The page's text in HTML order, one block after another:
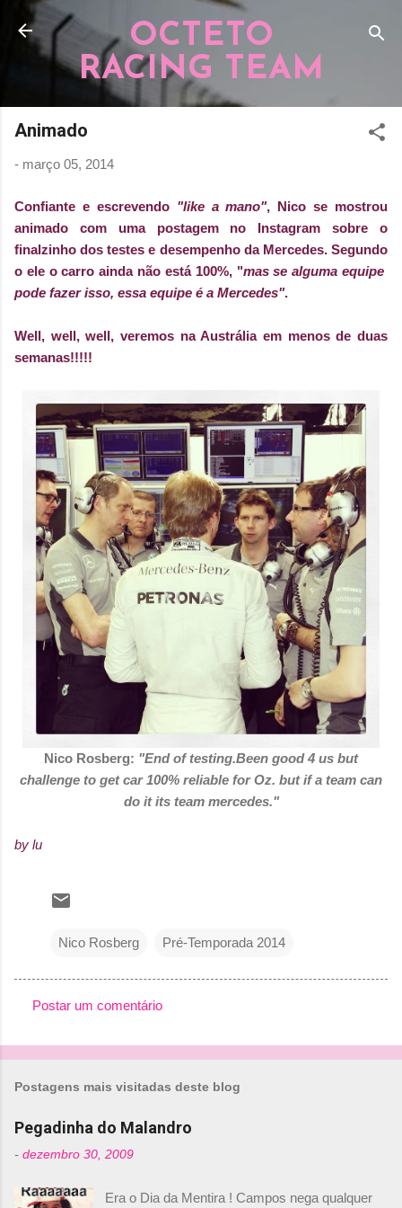
Pular para o conteúdo principal
OCTETO
RACING TEAM
Animado
- março 05, 2014
Confiante e escrevendo "like a mano", Nico se mostrou
animado com uma postagem no Instagram sobre o
finalzinho dos testes e desempenho da Mercedes. Segundo
o ele o carro ainda não está 100%, "mas se alguma equipe
pode fazer isso, essa equipe é a Mercedes".
Well, well, well, veremos na Austrália em menos de duas
semanas!!!!!
Nico Rosberg: "End of testing.Been good 4 us but
challenge to get car 100% reliable for Oz. but if a team can
do it its team mercedes."
by lu
Nico Rosberg Pré-Temporada 2014
o
n
t
r
Postar um comentário
Postagens mais visitadas deste blog
Pegadinha do Malandro
- dezembro 30, 2009
Era o Dia da Mentira ! Campos nega qualquer